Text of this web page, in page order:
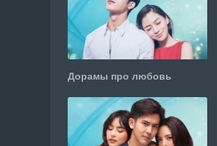
Дорамы про любовь